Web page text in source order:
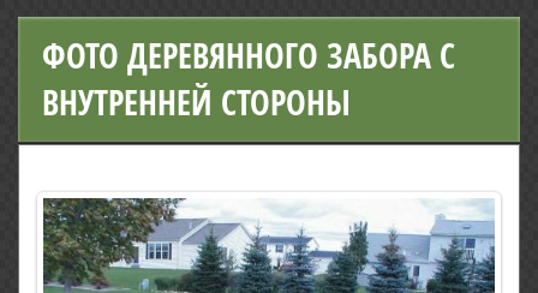
ФОТО ДЕРЕВЯННОГО ЗАБОРА С
ВНУТРЕННЕЙ СТОРОНЫ